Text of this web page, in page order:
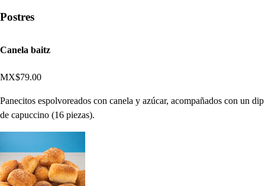
Postres
Canela baitz
MX$79.00
Panecitos espolvoreados con canela y azúcar, acompañados con un dip
de capuccino (16 piezas).